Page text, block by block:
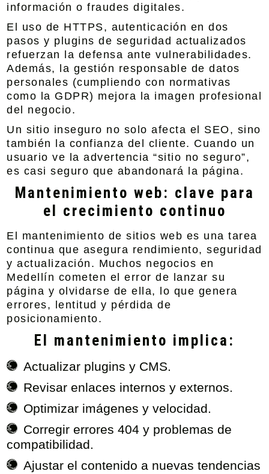
información o fraudes digitales.
El uso de HTTPS, autenticación en dos
pasos y plugins de seguridad actualizados
refuerzan la defensa ante vulnerabilidades.
Además, la gestión responsable de datos
personales (cumpliendo con normativas
como la GDPR) mejora la imagen profesional
del negocio.
Un sitio inseguro no solo afecta el SEO, sino
también la confianza del cliente. Cuando un
usuario ve la advertencia “sitio no seguro”,
es casi seguro que abandonará la página.
Mantenimiento web: clave para
el crecimiento continuo
El mantenimiento de sitios web es una tarea
continua que asegura rendimiento, seguridad
y actualización. Muchos negocios en
Medellín cometen el error de lanzar su
página y olvidarse de ella, lo que genera
errores, lentitud y pérdida de
posicionamiento.
El mantenimiento implica:
Actualizar plugins y CMS.
Revisar enlaces internos y externos.
Optimizar imágenes y velocidad.
Corregir errores 404 y problemas de
compatibilidad.
Ajustar el contenido a nuevas tendencias